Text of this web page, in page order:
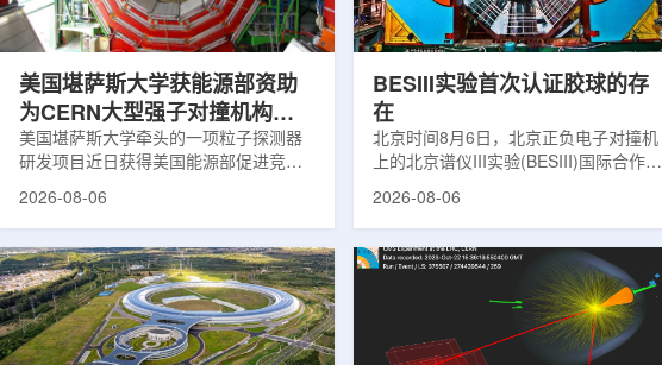
美国堪萨斯大学获能源部资助
为CERN大型强子对撞机构建
新一代探测器
美国堪萨斯大学牵头的一项粒子探测器
研发项目近日获得美国能源部促进竞争
于为欧洲核子研究中心(CERN)大型强子
对撞机(LHC)上的紧凑型μ子螺线管实验
(CMS)设计和建造两台高亮度零度量能
器(HL-ZDC)。该项目周期为四年，由堪
萨斯大学物理与天文系教授迈克尔·默里
和堪萨斯大学杰出教授克里斯托夫·罗永
2026-08-06
BESIII实验首次认证胶球的存
在
北京时间8月6日，北京正负电子对撞机
上的北京谱仪III实验(BESIII)国际合作组
经过15年的持续研究，BESIII实验建立
了证明胶球存在的完整证据链，解开了
困扰学术界近半个世纪的胶球存在之
谜。该发现不仅为量子色动力学理论提
供了决定性验证，也表明一类全新物质
形态——纯由力构成的物质的存在。原
2026-08-06